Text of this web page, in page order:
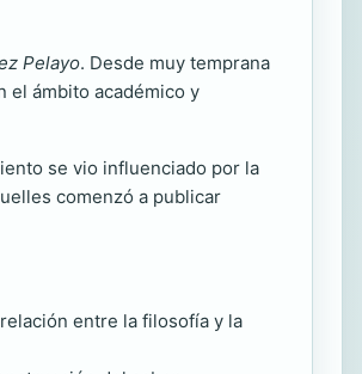
Pelayo. Desde muy temprana
el ámbito académico y
se vio influenciado por la
comenzó a publicar
entre la filosofía y la